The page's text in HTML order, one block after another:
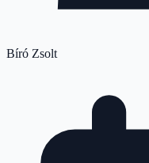
Bíró Zsolt